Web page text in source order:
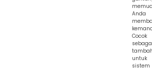
Anda
Cocok
untuk
sistem